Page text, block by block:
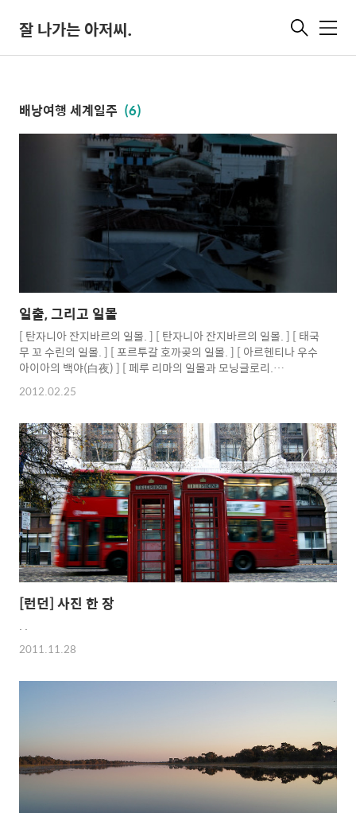
잘 나가는 아저씨. 메
배낭여행 세계일주 (6)
일출, 그리고 일몰
[ 탄자니아 잔지바르의 일몰. ] [ 탄자니아 잔지바르의 일몰. ] [ 태국
무 꼬 수린의 일몰. ] [ 포르투갈 호까곶의 일몰. ] [ 아르헨티나 우수
아이아의 백야(白夜) ] [ 페루 리마의 일몰과 모닝글로리.
(Morning glory cloud) ] [ 스페인 바로셀로나의 일몰. ] [ 터키 블
루모스크와 일몰. ] [ 터키 파묵칼레와 일몰. ] [ 이집트 시나이산(시
의 일몰. ] [ 오스트리아 짤츠부르크의 일몰. ] [ 감정상한 최악의 일
몰, 남아프리카 공화국 - 이 날 난 200만원을 허공에 날렸다. ] [ 탄
자니아 잔지바르의 일몰. ] [ 남아프리카 공화국 희망봉 근처의 일
몰. ] [ 남아프리카 공화국 해변의 일몰. ] ..
2012.02.25
[런던] 사진 한 장
. .
2011.11.28